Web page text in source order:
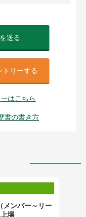
送る
トリーする
はこちら
書の書き方
ンバー～リー
場